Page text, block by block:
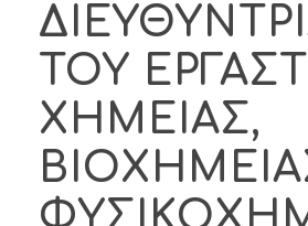
ΤΟΥ
ΧΗΜΕΙΑΣ,